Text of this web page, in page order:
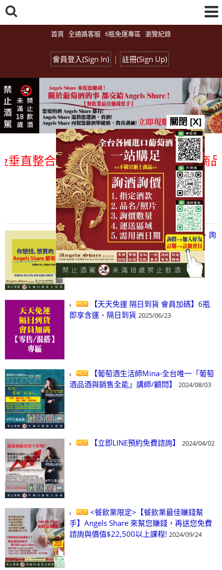
首頁 全通路客服 6瓶免運專區 瀏覽紀錄
會員登入(Sign In) | 註冊(Sign Up)
整合、一次購足」各國進口酒類商品
總覽-促銷&活動
all events
【凡酒問Angels Share】線上選酒、詢
(尋)酒、詢價、零售、批發，看這裡!
2024/03/01
【天天免運 隔日到貨 會員加碼】6瓶
即享含運、隔日到貨 2025/06/23
【葡萄酒生活師Mina-全台唯一「葡萄
酒品酒與銷售全能」講師/顧問】
2024/08/03
【立即LINE預約免費諮詢】 2024/04/02
<餐飲業限定>【餐飲業最佳賺錢幫
手】Angels Share 來幫您賺錢，再送您免費
諮詢與價值$22,500以上課程! 2024/09/24
關閉 [X]